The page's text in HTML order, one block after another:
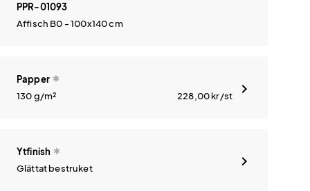
PPR-01093
Affisch B0 - 100x140 cm
Papper
130 g/m²
228,00kr/st
Ytfinish
Glättat bestruket